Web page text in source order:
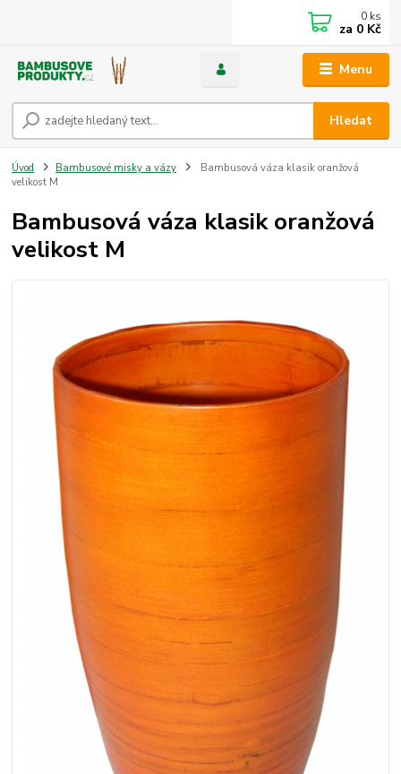
Menu
Hledat
0 ks
za 0 Kč
Úvod Bambusové misky a vázy
Bambusová váza klasik oranžová
velikost M
Bambusová váza klasik oranžová
velikost M